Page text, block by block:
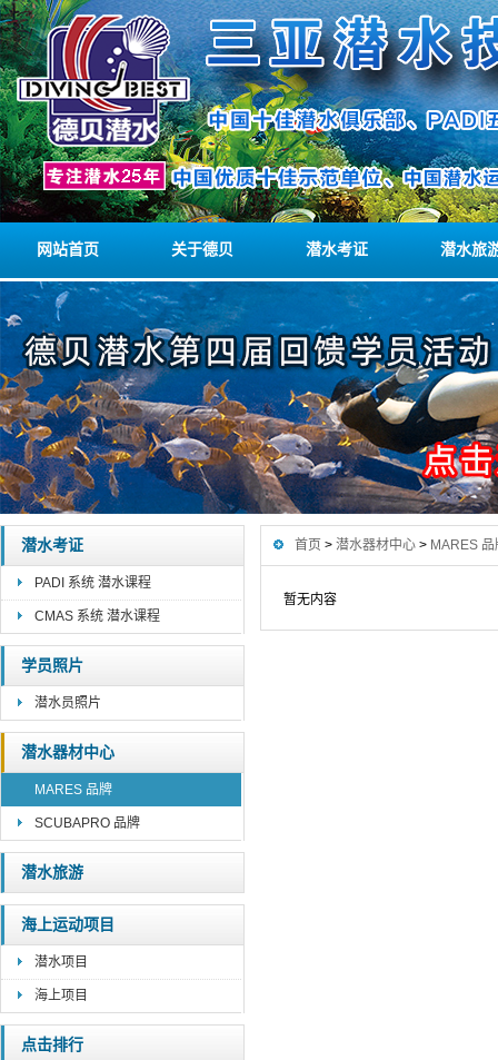
网站首页 关于德贝 潜水考证 潜水旅
潜水考证
PADI 系统 潜水课程
CMAS 系统 潜水课程
学员照片
潜水员照片
潜水器材中心
MARES 品牌
SCUBAPRO 品牌
潜水旅游
海上运动项目
潜水项目
海上项目
点击排行
首页 > 潜水器材中心 > MARES 品
暂无内容